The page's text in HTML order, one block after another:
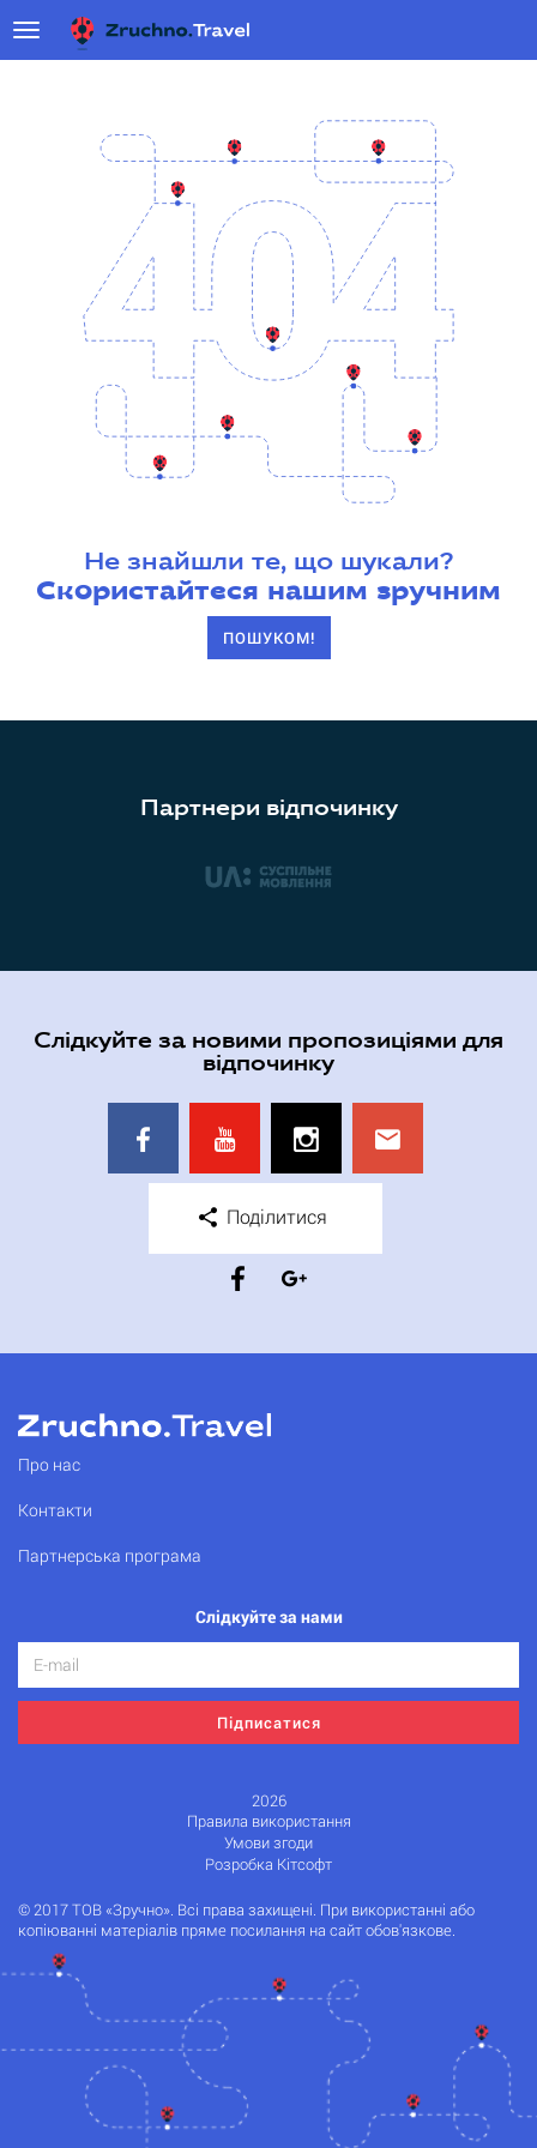
Не знайшли те, що шукали?
Скористайтеся нашим зручним
ПОШУКОМ!
Партнери відпочинку
Слідкуйте за новими пропозиціями для
відпочинку
Поділитися
Про нас
Контакти
Партнерська програма
Слідкуйте за нами
Підписатися
2026
Правила використання
Умови згоди
Розробка Кітсофт
© 2017 ТОВ «Зручно». Всі права захищені. При використанні або
копіюванні матеріалів пряме посилання на сайт обов'язкове.